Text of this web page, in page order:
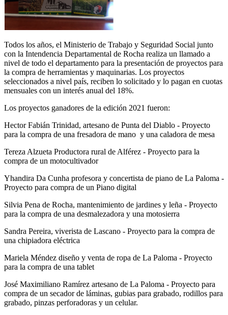
Todos los años, el Ministerio de Trabajo y Seguridad Social junto
con la Intendencia Departamental de Rocha realiza un llamado a
nivel de todo el departamento para la presentación de proyectos para
la compra de herramientas y maquinarias. Los proyectos
seleccionados a nivel país, reciben lo solicitado y lo pagan en cuotas
mensuales con un interés anual del 18%.
Los proyectos ganadores de la edición 2021 fueron:
Hector Fabián Trinidad, artesano de Punta del Diablo - Proyecto
para la compra de una fresadora de mano y una caladora de mesa
Tereza Alzueta Productora rural de Alférez - Proyecto para la
compra de un motocultivador
Yhandira Da Cunha profesora y concertista de piano de La Paloma -
Proyecto para compra de un Piano digital
Silvia Pena de Rocha, mantenimiento de jardines y leña - Proyecto
para la compra de una desmalezadora y una motosierra
Sandra Pereira, viverista de Lascano - Proyecto para la compra de
una chipiadora eléctrica
Mariela Méndez diseño y venta de ropa de La Paloma - Proyecto
para la compra de una tablet
José Maximiliano Ramírez artesano de La Paloma - Proyecto para
compra de un secador de láminas, gubias para grabado, rodillos para
grabado, pinzas perforadoras y un celular.